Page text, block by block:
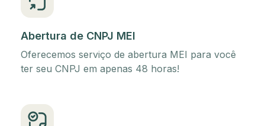
Abertura de CNPJ MEI
Oferecemos serviço de abertura MEI para você
ter seu CNPJ em apenas 48 horas!